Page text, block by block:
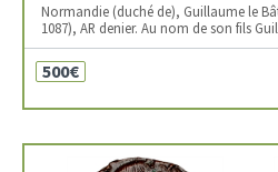
Normandie (duché de), Guillaume le
1087), AR denier. Au nom de son fils
500€